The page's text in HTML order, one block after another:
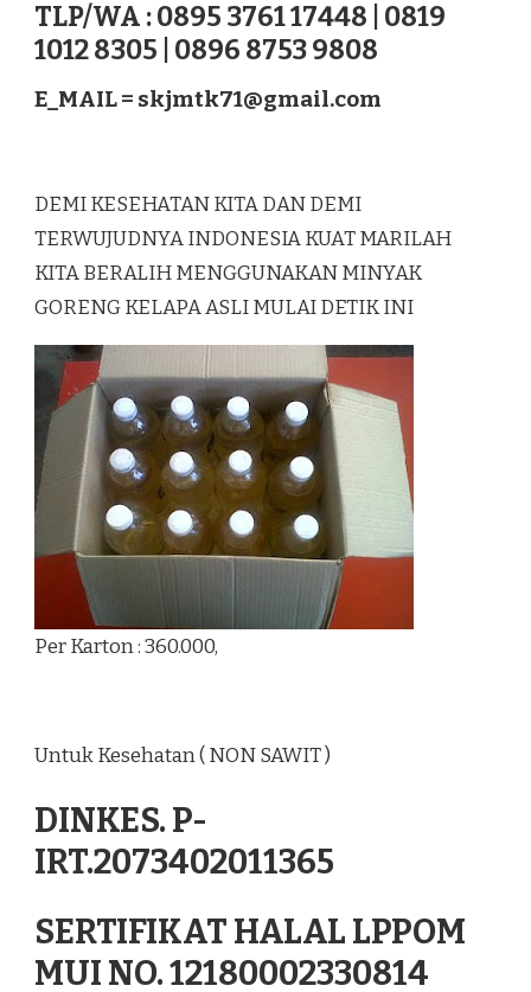
TLP/WA : 0895 3761 17448 | 0819
1012 8305 | 0896 8753 9808
E_MAIL = skjmtk71@gmail.com
DEMI KESEHATAN KITA DAN DEMI
TERWUJUDNYA INDONESIA KUAT MARILAH
KITA BERALIH MENGGUNAKAN MINYAK
GORENG KELAPA ASLI MULAI DETIK INI
Per Karton : 360.000,
Untuk Kesehatan ( NON SAWIT )
DINKES. P-
IRT.2073402011365
SERTIFIKAT HALAL LPPOM
MUI NO. 12180002330814